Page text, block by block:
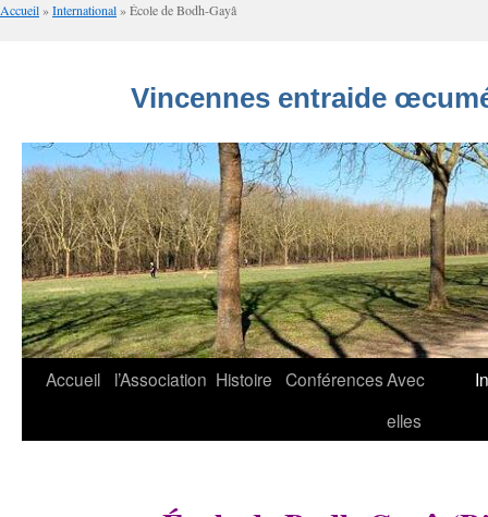
Accueil»International»École de Bodh-Gayâ
Vincennes entraide
Aller
Accueil l’Association Histoire ConférencesAvec
elles